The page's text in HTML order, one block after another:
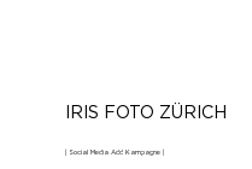
IRIS FOTO ZÜRICH
| Social Media Add Kampagne |